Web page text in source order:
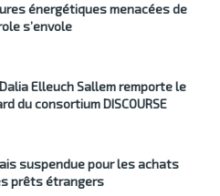
énergétiques menacées de
s’envole
Elleuch Sallem remporte le
du consortium DISCOURSE
suspendue pour les achats
prêts étrangers